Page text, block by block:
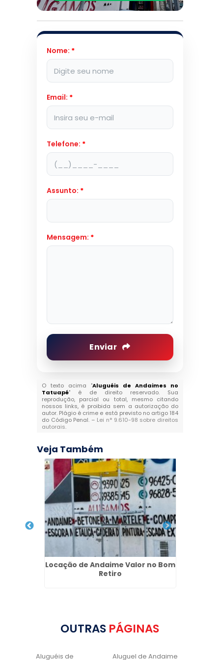
Nome: *
Email: *
Telefone: *
Assunto: *
Mensagem: *
Enviar
O texto acima "Aluguéis de Andaimes no
Tatuapé" é de direito reservado. Sua
reprodução, parcial ou total, mesmo citando
nossos links, é proibida sem a autorização do
autor. Plágio é crime e está previsto no artigo 184
do Código Penal. – Lei n° 9.610-98 sobre direitos
autorais.
Veja Também
Locação de Andaime Valor no Bom
Retiro
OUTRAS PÁGINAS
Aluguéis de
Aluguel de Andaime